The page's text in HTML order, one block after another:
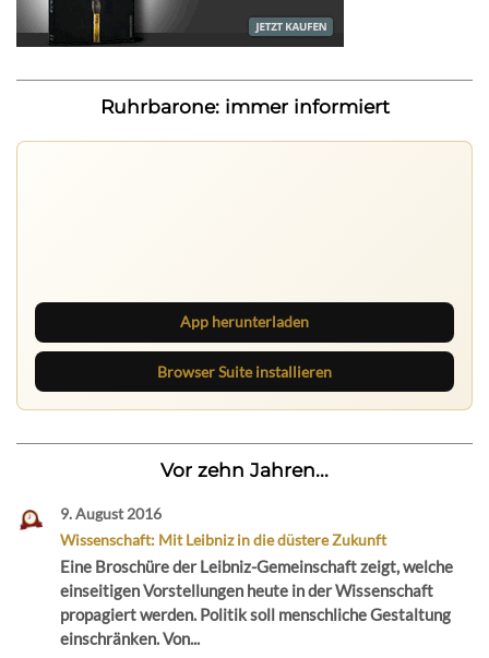
Ruhrbarone: immer informiert
App herunterladen
Browser Suite installieren
Vor zehn Jahren...
9. August 2016
Wissenschaft: Mit Leibniz in die düstere Zukunft
Eine Broschüre der Leibniz-Gemeinschaft zeigt, welche
einseitigen Vorstellungen heute in der Wissenschaft
propagiert werden. Politik soll menschliche Gestaltung
einschränken. Von...